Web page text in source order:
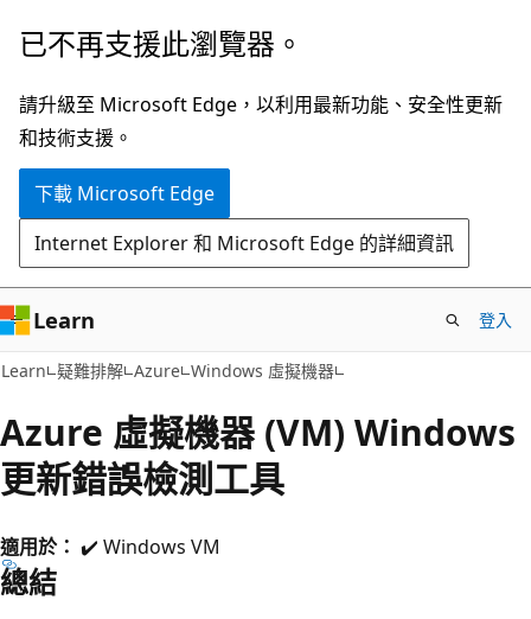
跳
主
要
內
已不再支援此瀏覽器。
請升級至 Microsoft Edge，以利用最新功能、安全性更新
和技術支援。
下載 Microsoft Edge
Internet Explorer 和 Microsoft Edge 的詳細資訊
Learn 登入
Learn 疑難排解 Azure Windows 虛擬機器
Azure 虛擬機器 (VM) Windows
更新錯誤檢測工具
適用於： ✔️ Windows VM
總結